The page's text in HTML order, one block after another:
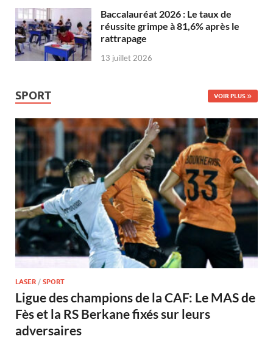
Baccalauréat 2026 : Le taux de
réussite grimpe à 81,6% après le
rattrapage
13 juillet 2026
SPORT VOIR PLUS
LASER / SPORT
Ligue des champions de la CAF: Le MAS de
Fès et la RS Berkane fixés sur leurs
adversaires